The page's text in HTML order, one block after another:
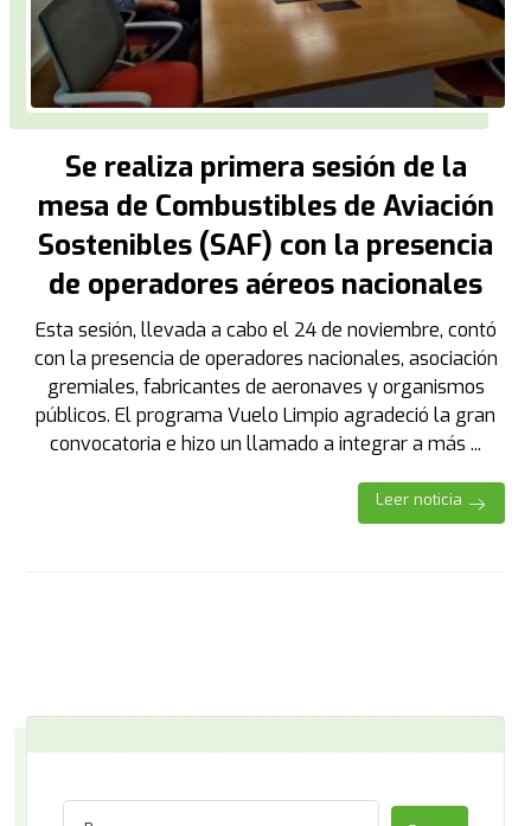
Se realiza primera sesión de la
mesa de Combustibles de Aviación
Sostenibles (SAF) con la presencia
de operadores aéreos nacionales
Esta sesión, llevada a cabo el 24 de noviembre, contó
con la presencia de operadores nacionales, asociación
gremiales, fabricantes de aeronaves y organismos
públicos. El programa Vuelo Limpio agradeció la gran
convocatoria e hizo un llamado a integrar a más ...
Leer noticia